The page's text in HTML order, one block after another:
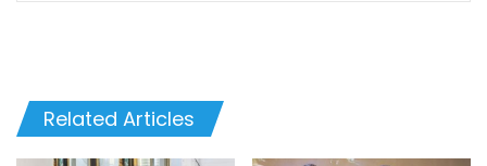
Related Articles